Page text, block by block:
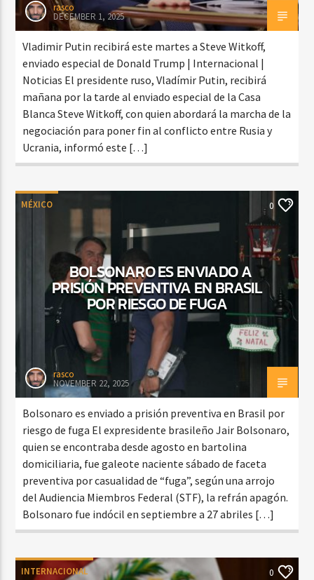
rasco
DECEMBER 1, 2025
Vladimir Putin recibirá este martes a Steve Witkoff,
enviado especial de Donald Trump | Internacional |
Noticias El presidente ruso, Vladímir Putin, recibirá
mañana por la tarde al enviado especial de la Casa
Blanca Steve Witkoff, con quien abordará la marcha de la
negociación para poner fin al conflicto entre Rusia y
Ucrania, informó este […]
MÉXICO 0
BOLSONARO ES ENVIADO A
PRISIÓN PREVENTIVA EN BRASIL
POR RIESGO DE FUGA
rasco
NOVEMBER 22, 2025
Bolsonaro es enviado a prisión preventiva en Brasil por
riesgo de fuga El expresidente brasileño Jair Bolsonaro,
quien se encontraba desde agosto en bartolina
domiciliaria, fue galeote naciente sábado de faceta
preventiva por casualidad de “fuga”, según una arrojo
del Audiencia Miembros Federal (STF), la refrán apagón.
Bolsonaro fue indócil en septiembre a 27 abriles […]
INTERNACIONAL 0